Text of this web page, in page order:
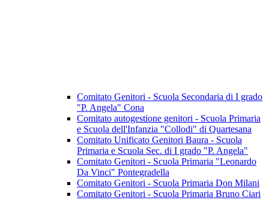
Comitato Genitori - Scuola Secondaria di I grado
"P. Angela" Cona
Comitato autogestione genitori - Scuola Primaria
e Scuola dell'Infanzia "Collodi" di Quartesana
Comitato Unificato Genitori Baura - Scuola
Primaria e Scuola Sec. di I grado "P. Angela"
Comitato Genitori - Scuola Primaria "Leonardo
Da Vinci" Pontegradella
Comitato Genitori - Scuola Primaria Don Milani
Comitato Genitori - Scuola Primaria Bruno Ciari